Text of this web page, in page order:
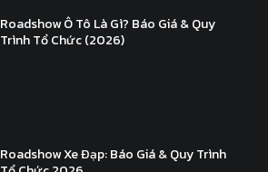
Roadshow Ô Tô Là Gì? Báo Giá & Quy
Trình Tổ Chức (2026)
Roadshow Xe Đạp: Báo Giá & Quy Trình